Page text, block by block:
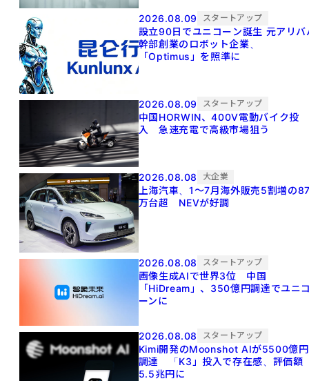
2026.08.09 スタートアップ
設立90日でユニコーン誕生 元アリババ
幹部創業のロボット企業、
「Optimus」を照準に
2026.08.09 スタートアップ
中国HORWIN、400V電動バイク投
入 急速充電で高級市場狙う
2026.08.08 大企業
上海汽車、1～7月海外販売5割増の
万台超 NEVが好調
2026.08.08 スタートアップ
画像生成AIで世界3位 中国
「HiDream」、350億円調達でユニ
ーンに
2026.08.08 スタートアップ
Kimi開発のMoonshot AIが5500億円
調達 「K3」投入で存在感、評価額
5.5兆円に